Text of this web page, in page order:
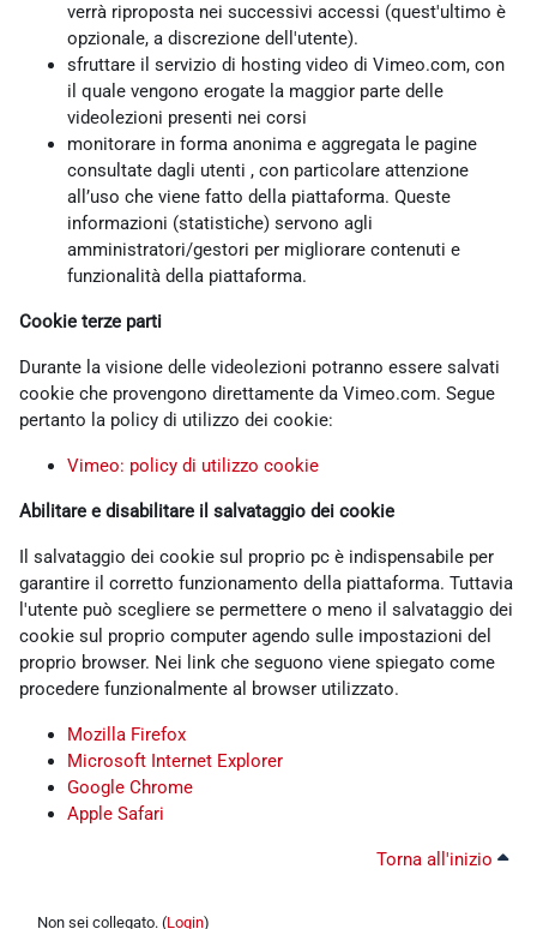
verrà riproposta nei successivi accessi (quest'ultimo è
opzionale, a discrezione dell'utente).
sfruttare il servizio di hosting video di Vimeo.com, con
il quale vengono erogate la maggior parte delle
videolezioni presenti nei corsi
monitorare in forma anonima e aggregata le pagine
consultate dagli utenti , con particolare attenzione
all’uso che viene fatto della piattaforma. Queste
informazioni (statistiche) servono agli
amministratori/gestori per migliorare contenuti e
funzionalità della piattaforma.
Cookie terze parti
Durante la visione delle videolezioni potranno essere salvati
cookie che provengono direttamente da Vimeo.com. Segue
pertanto la policy di utilizzo dei cookie:
Vimeo: policy di utilizzo cookie
Abilitare e disabilitare il salvataggio dei cookie
Il salvataggio dei cookie sul proprio pc è indispensabile per
garantire il corretto funzionamento della piattaforma. Tuttavia
l'utente può scegliere se permettere o meno il salvataggio dei
cookie sul proprio computer agendo sulle impostazioni del
proprio browser. Nei link che seguono viene spiegato come
procedere funzionalmente al browser utilizzato.
Mozilla Firefox
Microsoft Internet Explorer
Google Chrome
Apple Safari
Torna all'inizio
Non sei collegato. (Login)